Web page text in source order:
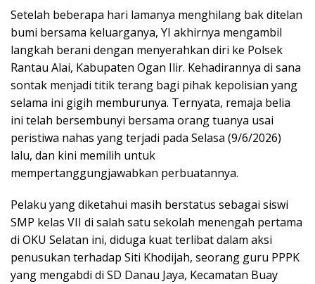
Setelah beberapa hari lamanya menghilang bak ditelan
bumi bersama keluarganya, YI akhirnya mengambil
langkah berani dengan menyerahkan diri ke Polsek
Rantau Alai, Kabupaten Ogan Ilir. Kehadirannya di sana
sontak menjadi titik terang bagi pihak kepolisian yang
selama ini gigih memburunya. Ternyata, remaja belia
ini telah bersembunyi bersama orang tuanya usai
peristiwa nahas yang terjadi pada Selasa (9/6/2026)
lalu, dan kini memilih untuk
mempertanggungjawabkan perbuatannya.
Pelaku yang diketahui masih berstatus sebagai siswi
SMP kelas VII di salah satu sekolah menengah pertama
di OKU Selatan ini, diduga kuat terlibat dalam aksi
penusukan terhadap Siti Khodijah, seorang guru PPPK
yang mengabdi di SD Danau Jaya, Kecamatan Buay